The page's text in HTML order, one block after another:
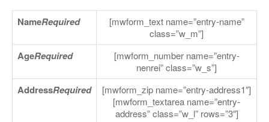
NameRequired
[mwform_text name=”entry-name”
class=”w_m”]
AgeRequired
[mwform_number name=”entry-
nenrei” class=”w_s”]
AddressRequired
[mwform_zip name=”entry-address1″]
[mwform_textarea name=”entry-
address” class=”w_l” rows=”3″]